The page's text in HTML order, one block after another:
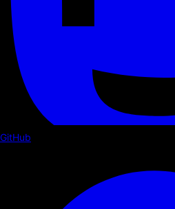
GitHub